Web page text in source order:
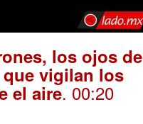
los ojos de
vigilan los
el aire. 00:20